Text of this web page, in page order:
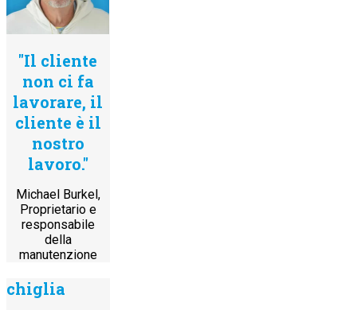
"Il cliente
non ci fa
lavorare, il
cliente è il
nostro
lavoro."
Michael Burkel,
Proprietario e
responsabile
della
manutenzione
chiglia